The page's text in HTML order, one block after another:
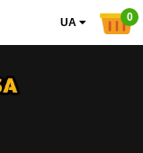
UA 0